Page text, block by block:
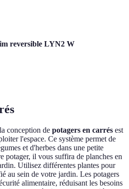
reversible LYN2 W
conception de potagers en carrés est
l'espace. Ce système permet de
et d'herbes dans une petite
potager, il vous suffira de planches en
Utilisez différentes plantes pour
au sein de votre jardin. Les potagers
alimentaire, réduisant les besoins